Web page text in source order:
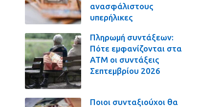
ανασφάλιστους
υπερήλικες
Πληρωμή συντάξεων:
Πότε εμφανίζονται στα
ΑΤΜ οι συντάξεις
Σεπτεμβρίου 2026
Ποιοι συνταξιούχοι θα